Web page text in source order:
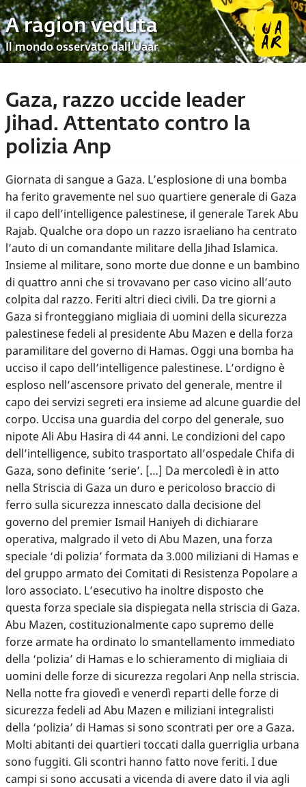
A ragion veduta
Il mondo osservato dall’Uaar
Gaza, razzo uccide leader
Jihad. Attentato contro la
polizia Anp
Giornata di sangue a Gaza. L’esplosione di una bomba
ha ferito gravemente nel suo quartiere generale di Gaza
il capo dell’intelligence palestinese, il generale Tarek Abu
Rajab. Qualche ora dopo un razzo israeliano ha centrato
l’auto di un comandante militare della Jihad Islamica.
Insieme al militare, sono morte due donne e un bambino
di quattro anni che si trovavano per caso vicino all’auto
colpita dal razzo. Feriti altri dieci civili. Da tre giorni a
Gaza si fronteggiano migliaia di uomini della sicurezza
palestinese fedeli al presidente Abu Mazen e della forza
paramilitare del governo di Hamas. Oggi una bomba ha
ucciso il capo dell’intelligence palestinese. L’ordigno è
esploso nell’ascensore privato del generale, mentre il
capo dei servizi segreti era insieme ad alcune guardie del
corpo. Uccisa una guardia del corpo del generale, suo
nipote Ali Abu Hasira di 44 anni. Le condizioni del capo
dell’intelligence, subito trasportato all’ospedale Chifa di
Gaza, sono definite ‘serie’. […] Da mercoledì è in atto
nella Striscia di Gaza un duro e pericoloso braccio di
ferro sulla sicurezza innescato dalla decisione del
governo del premier Ismail Haniyeh di dichiarare
operativa, malgrado il veto di Abu Mazen, una forza
speciale ‘di polizia’ formata da 3.000 miliziani di Hamas e
del gruppo armato dei Comitati di Resistenza Popolare a
loro associato. L’esecutivo ha inoltre disposto che
questa forza speciale sia dispiegata nella striscia di Gaza.
Abu Mazen, costituzionalmente capo supremo delle
forze armate ha ordinato lo smantellamento immediato
della ‘polizia’ di Hamas e lo schieramento di migliaia di
uomini delle forze di sicurezza regolari Anp nella striscia.
Nella notte fra giovedì e venerdì reparti delle forze di
sicurezza fedeli ad Abu Mazen e miliziani integralisti
della ‘polizia’ di Hamas si sono scontrati per ore a Gaza.
Molti abitanti dei quartieri toccati dalla guerriglia urbana
sono fuggiti. Gli scontri hanno fatto nove feriti. I due
campi si sono accusati a vicenda di avere dato il via agli